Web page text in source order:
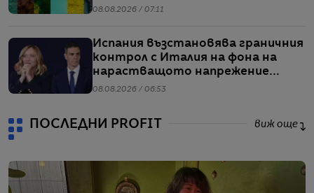
08.08.2026 / 07:11
Испания възстановява граничния
контрол с Италия на фона на
нарастващото напрежение
заради мигрантите
08.08.2026 / 06:53
ПОСЛЕДНИ PROFIT виж още